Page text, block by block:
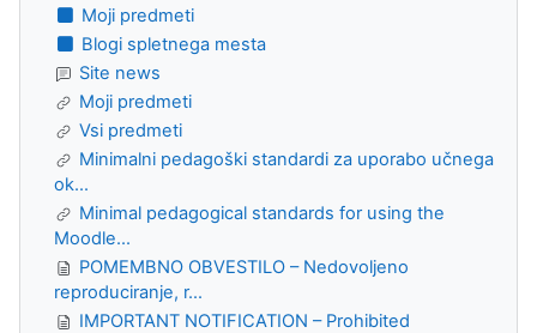
Moji predmeti
Blogi spletnega mesta
Site news
Moji predmeti
Vsi predmeti
Minimalni pedagoški standardi za uporabo učnega
ok...
Minimal pedagogical standards for using the
Moodle...
POMEMBNO OBVESTILO – Nedovoljeno
reproduciranje, r...
IMPORTANT NOTIFICATION – Prohibited